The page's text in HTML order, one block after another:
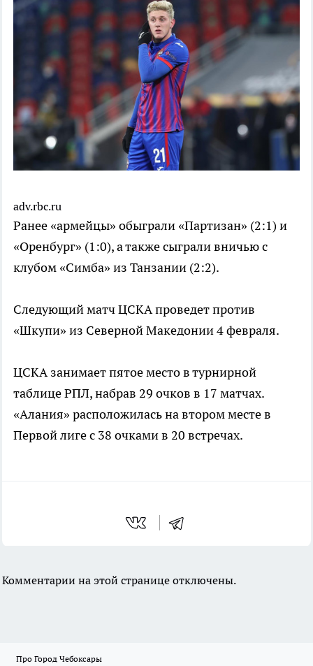
adv.rbc.ru
Ранее «армейцы» обыграли «Партизан» (2:1) и
«Оренбург» (1:0), а также сыграли вничью с
клубом «Симба» из Танзании (2:2).
Следующий матч ЦСКА проведет против
«Шкупи» из Северной Македонии 4 февраля.
ЦСКА занимает пятое место в турнирной
таблице РПЛ, набрав 29 очков в 17 матчах.
«Алания» расположилась на втором месте в
Первой лиге с 38 очками в 20 встречах.
Комментарии на этой странице отключены.
Про Город Чебоксары